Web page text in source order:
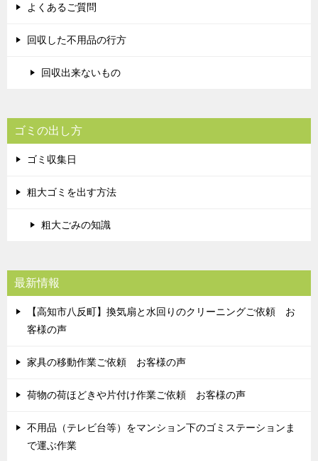
よくあるご質問
回収した不用品の行方
回収出来ないもの
ゴミの出し方
ゴミ収集日
粗大ゴミを出す方法
粗大ごみの知識
最新情報
【高知市八反町】換気扇と水回りのクリーニングご依頼 お
客様の声
家具の移動作業ご依頼 お客様の声
荷物の荷ほどきや片付け作業ご依頼 お客様の声
不用品（テレビ台等）をマンション下のゴミステーションま
で運ぶ作業